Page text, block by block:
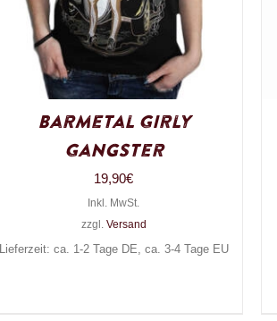
Barmetal Girly
Gangster
19,90€
Inkl. MwSt.
zzgl. Versand
Lieferzeit: ca. 1-2 Tage DE, ca. 3-4 Tage EU